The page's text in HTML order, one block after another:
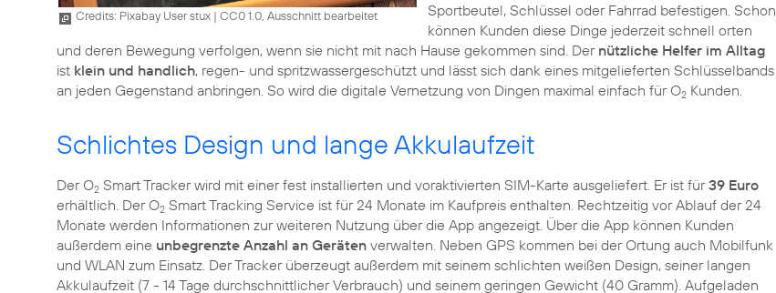
Credits: Pixabay User stux | CC0 1.0, Ausschnitt bearbeitet
Sportbeutel, Schlüssel oder Fahrrad befestigen. Schon
können Kunden diese Dinge jederzeit schnell orten
und deren Bewegung verfolgen, wenn sie nicht mit nach Hause gekommen sind. Der nützliche Helfer im Alltag
ist klein und handlich, regen- und spritzwassergeschützt und lässt sich dank eines mitgelieferten Schlüsselbands
an jeden Gegenstand anbringen. So wird die digitale Vernetzung von Dingen maximal einfach für O2 Kunden.
Schlichtes Design und lange Akkulaufzeit
Der O2 Smart Tracker wird mit einer fest installierten und voraktivierten SIM-Karte ausgeliefert. Er ist für39 Euro
erhältlich. Der O2 Smart Tracking Service ist für 24 Monate im Kaufpreis enthalten. Rechtzeitig vor Ablauf der 24
Monate werden Informationen zur weiteren Nutzung über die App angezeigt. Über die App können Kunden
außerdem eine unbegrenzte Anzahl an Geräten verwalten. Neben GPS kommen bei der Ortung auch Mobilfunk
und WLAN zum Einsatz. Der Tracker überzeugt außerdem mit seinem schlichten weißen Design, seiner langen
Akkulaufzeit (7 - 14 Tage durchschnittlicher Verbrauch) und seinem geringen Gewicht (40 Gramm). Aufgeladen